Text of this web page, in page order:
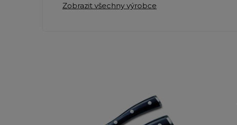
Zobrazit všechny výrobce